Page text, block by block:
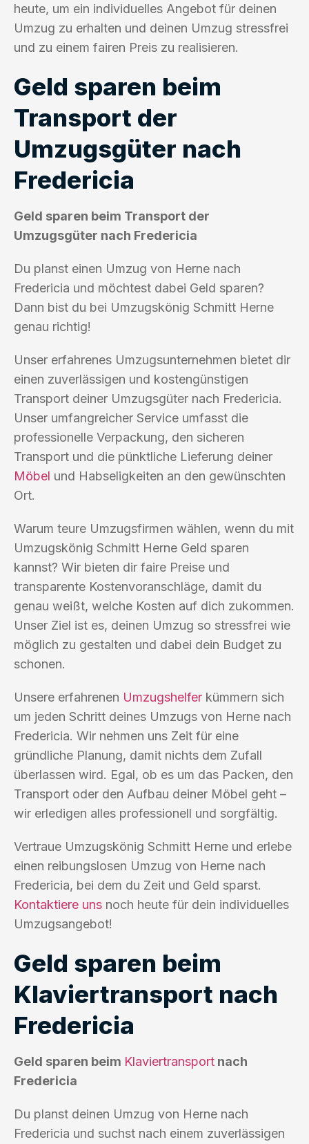
heute, um ein individuelles Angebot für deinen
Umzug zu erhalten und deinen Umzug stressfrei
und zu einem fairen Preis zu realisieren.
Geld sparen beim
Transport der
Umzugsgüter nach
Fredericia
Geld sparen beim Transport der
Umzugsgüter nach Fredericia
Du planst einen Umzug von Herne nach
Fredericia und möchtest dabei Geld sparen?
Dann bist du bei Umzugskönig Schmitt Herne
genau richtig!
Unser erfahrenes Umzugsunternehmen bietet dir
einen zuverlässigen und kostengünstigen
Transport deiner Umzugsgüter nach Fredericia.
Unser umfangreicher Service umfasst die
professionelle Verpackung, den sicheren
Transport und die pünktliche Lieferung deiner
Möbel und Habseligkeiten an den gewünschten
Ort.
Warum teure Umzugsfirmen wählen, wenn du mit
Umzugskönig Schmitt Herne Geld sparen
kannst? Wir bieten dir faire Preise und
transparente Kostenvoranschläge, damit du
genau weißt, welche Kosten auf dich zukommen.
Unser Ziel ist es, deinen Umzug so stressfrei wie
möglich zu gestalten und dabei dein Budget zu
schonen.
Unsere erfahrenen Umzugshelfer kümmern sich
um jeden Schritt deines Umzugs von Herne nach
Fredericia. Wir nehmen uns Zeit für eine
gründliche Planung, damit nichts dem Zufall
überlassen wird. Egal, ob es um das Packen, den
Transport oder den Aufbau deiner Möbel geht –
wir erledigen alles professionell und sorgfältig.
Vertraue Umzugskönig Schmitt Herne und erlebe
einen reibungslosen Umzug von Herne nach
Fredericia, bei dem du Zeit und Geld sparst.
Kontaktiere uns noch heute für dein individuelles
Umzugsangebot!
Geld sparen beim
Klaviertransport nach
Fredericia
Geld sparen beim Klaviertransport nach
Fredericia
Du planst deinen Umzug von Herne nach
Fredericia und suchst nach einem zuverlässigen